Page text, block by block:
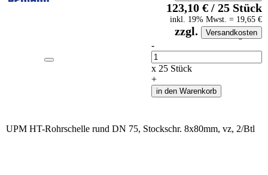
auf Anfrageliste
-
Anzahl
x 25 Stück
+
in den Warenkorb
123,10 €/ 25 Stück
inkl. 19% Mwst. = 19,65 €
zzgl. Versandkosten
UPM HT-Rohrschelle rund DN 75, Stockschr. 8x80mm, vz, 2/Btl